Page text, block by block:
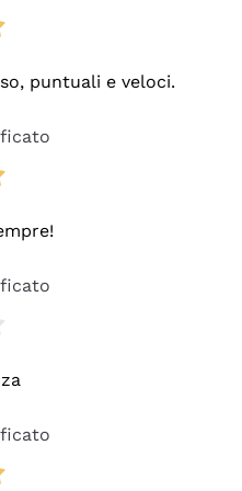
puntuali e veloci.